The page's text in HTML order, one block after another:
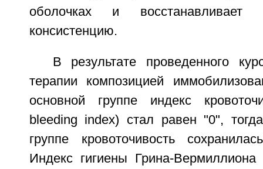
оболочках и
консистенцию.
В результате проведенного
терапии композицией
основной группе индекс
bleeding index) стал равен "0",
группе кровоточивость
Индекс гигиены Грина-